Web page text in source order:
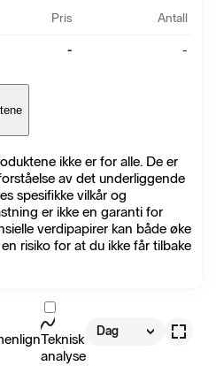
Pris Antall
- -
ikke er for alle. De er
av det underliggende
spesifikke vilkår og
er ikke en garanti for
verdipapirer kan både øke
risiko for at du ikke får tilbake
Teknisk
analyse
Dag